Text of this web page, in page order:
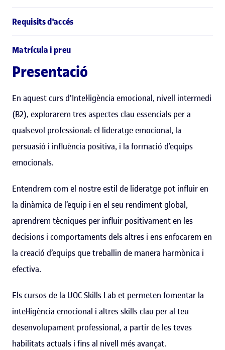
Requisits d'accés
Matrícula i preu
Presentació
En aquest curs d'Intel·ligència emocional, nivell intermedi
(B2), explorarem tres aspectes clau essencials per a
qualsevol professional: el lideratge emocional, la
persuasió i influència positiva, i la formació d’equips
emocionals.
Entendrem com el nostre estil de lideratge pot influir en
la dinàmica de l’equip i en el seu rendiment global,
aprendrem tècniques per influir positivament en les
decisions i comportaments dels altres i ens enfocarem en
la creació d’equips que treballin de manera harmònica i
efectiva.
Els cursos de la UOC Skills Lab et permeten fomentar la
intel·ligència emocional i altres skills clau per al teu
desenvolupament professional, a partir de les teves
habilitats actuals i fins al nivell més avançat.